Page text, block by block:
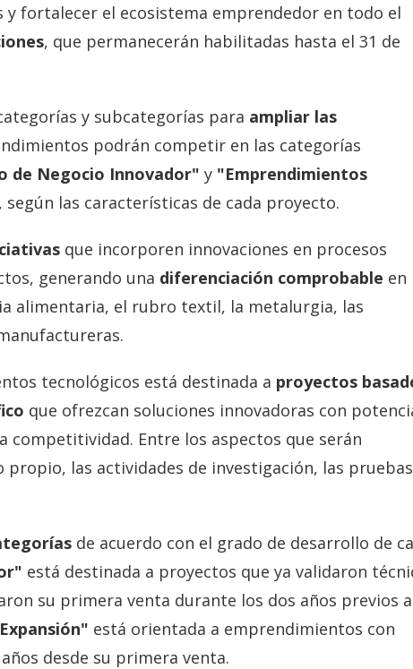
fortalecer el ecosistema emprendedor en todo el
, que permanecerán habilitadas hasta el 31 de
y subcategorías para ampliar las
podrán competir en las categorías
de Negocio Innovador" y "Emprendimientos
, según las características de cada proyecto.
que incorporen innovaciones en procesos
generando una diferenciación comprobable en
alimentaria, el rubro textil, la metalurgia, las
tecnológicos está destinada a proyectos
que ofrezcan soluciones innovadoras con
competitividad. Entre los aspectos que serán
las actividades de investigación, las
de acuerdo con el grado de desarrollo de
está destinada a proyectos que ya validaron
su primera venta durante los dos años previos
está orientada a emprendimientos con
desde su primera venta.